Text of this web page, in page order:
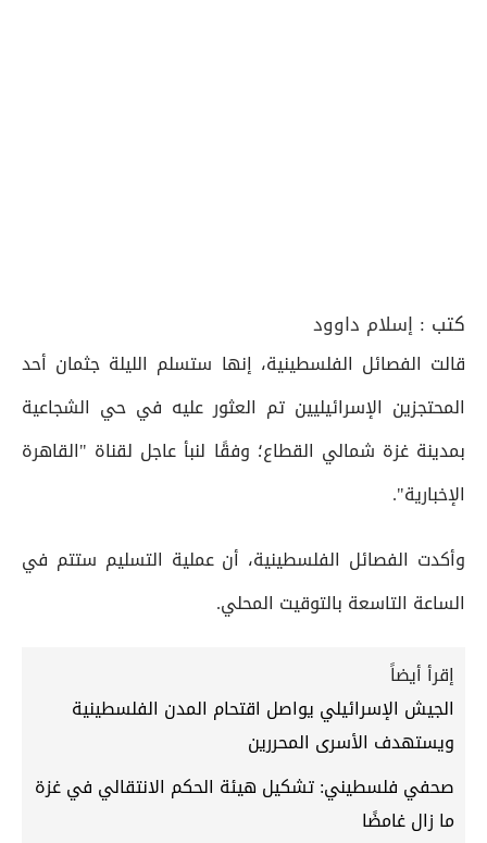
كتب : إسلام داوود
قالت الفصائل الفلسطينية، إنها ستسلم الليلة جثمان أحد
المحتجزين الإسرائيليين تم العثور عليه في حي الشجاعية
بمدينة غزة شمالي القطاع؛ وفقًا لنبأ عاجل لقناة "القاهرة
الإخبارية".
وأكدت الفصائل الفلسطينية، أن عملية التسليم ستتم في
الساعة التاسعة بالتوقيت المحلي.
إقرأ أيضاً
الجيش الإسرائيلي يواصل اقتحام المدن الفلسطينية
ويستهدف الأسرى المحررين
صحفي فلسطيني: تشكيل هيئة الحكم الانتقالي في غزة
ما زال غامضًا